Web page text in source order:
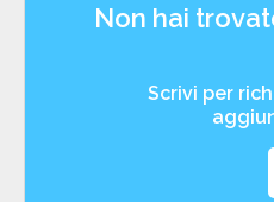
Non hai
Scrivi per